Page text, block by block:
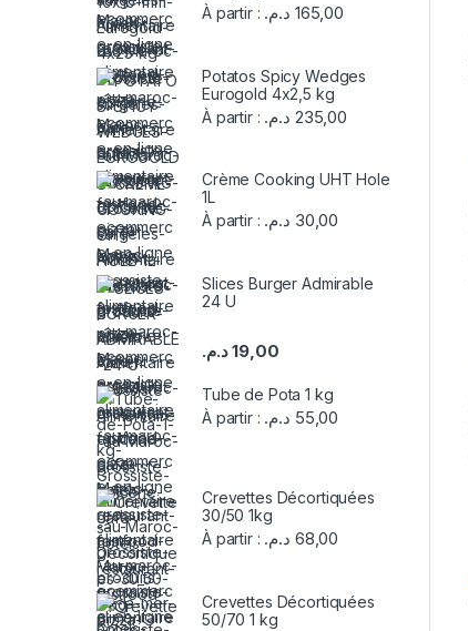
À partir :
165,00 د.م.
Potatos Spicy Wedges
Eurogold 4x2,5 kg
À partir :
235,00 د.م.
Crème Cooking UHT Hole
1L
À partir :
30,00 د.م.
Slices Burger Admirable
24 U
19,00 د.م.
Tube de Pota 1 kg
À partir :
55,00 د.م.
Crevettes Décortiquées
30/50 1kg
À partir :
68,00 د.م.
Crevettes Décortiquées
50/70 1 kg